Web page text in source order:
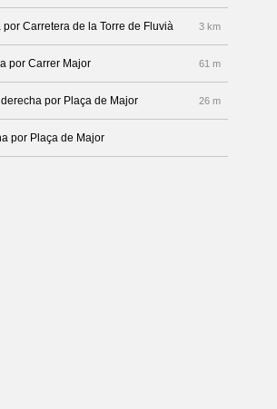
Carretera de la Torre de Fluvià 3 km
por Carrer Major 61 m
por Plaça de Major 26 m
por Plaça de Major